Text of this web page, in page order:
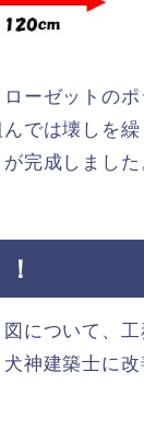
ーゼットの
では壊しを
完成しました
について、
神建築士に